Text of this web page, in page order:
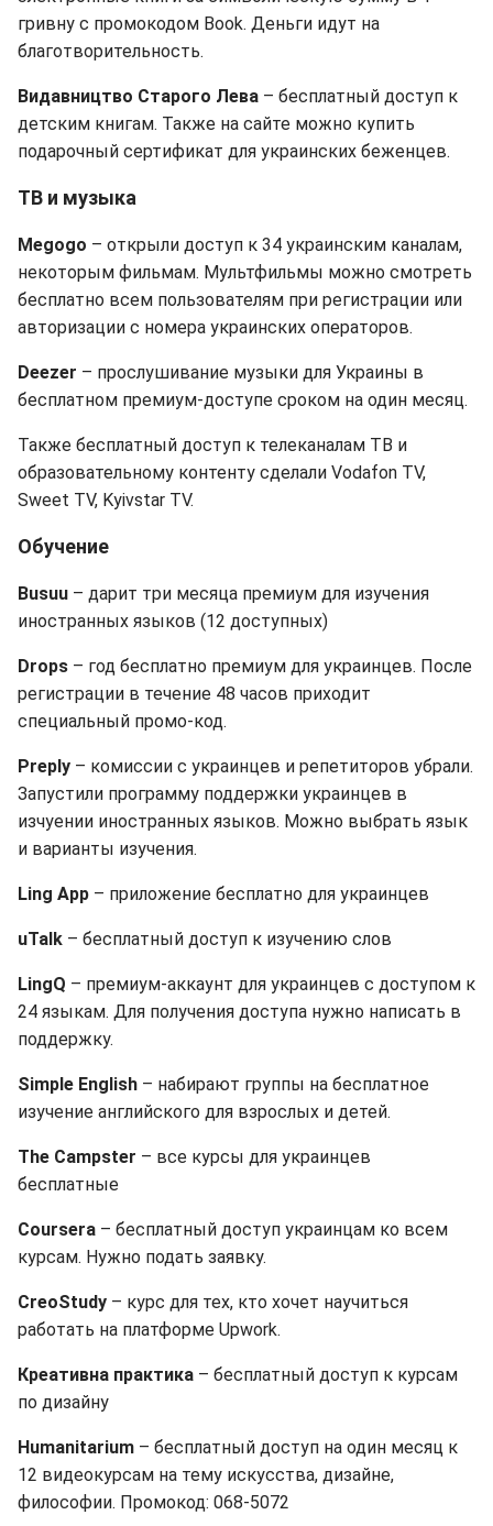
гривну с промокодом Book. Деньги идут на
благотворительность.
Видавництво Старого Лева – бесплатный доступ к
детским книгам. Также на сайте можно купить
подарочный сертификат для украинских беженцев.
ТВ и музыка
Megogo – открыли доступ к 34 украинским каналам,
некоторым фильмам. Мультфильмы можно смотреть
бесплатно всем пользователям при регистрации или
авторизации с номера украинских операторов.
Deezer – прослушивание музыки для Украины в
бесплатном премиум-доступе сроком на один месяц.
Также бесплатный доступ к телеканалам ТВ и
образовательному контенту сделали Vodafon TV,
Sweet TV, Kyivstar TV.
Обучение
Busuu – дарит три месяца премиум для изучения
иностранных языков (12 доступных)
Drops – год бесплатно премиум для украинцев. После
регистрации в течение 48 часов приходит
специальный промо-код.
Preply – комиссии с украинцев и репетиторов убрали.
Запустили программу поддержки украинцев в
изчуении иностранных языков. Можно выбрать язык
и варианты изучения.
Ling App – приложение бесплатно для украинцев
uTalk – бесплатный доступ к изучению слов
LingQ – премиум-аккаунт для украинцев с доступом к
24 языкам. Для получения доступа нужно написать в
поддержку.
Simple English – набирают группы на бесплатное
изучение английского для взрослых и детей.
The Campster – все курсы для украинцев
бесплатные
Coursera – бесплатный доступ украинцам ко всем
курсам. Нужно подать заявку.
CreoStudy – курс для тех, кто хочет научиться
работать на платформе Upwork.
Креативна практика – бесплатный доступ к курсам
по дизайну
Humanitarium – бесплатный доступ на один месяц к
12 видеокурсам на тему искусства, дизайне,
философии. Промокод: 068-5072